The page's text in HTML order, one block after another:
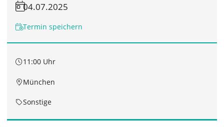
04.07.2025
Termin speichern
11:00 Uhr
München
Sonstige